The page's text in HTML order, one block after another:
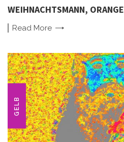
WEIHNACHTSMANN, ORANGE
Read More
GELB